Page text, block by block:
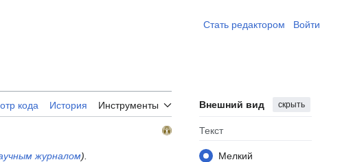
Стать редактором ​ Войти
кода История Инструменты Внешний вид скрыть
Текст
Мелкий
журналом).